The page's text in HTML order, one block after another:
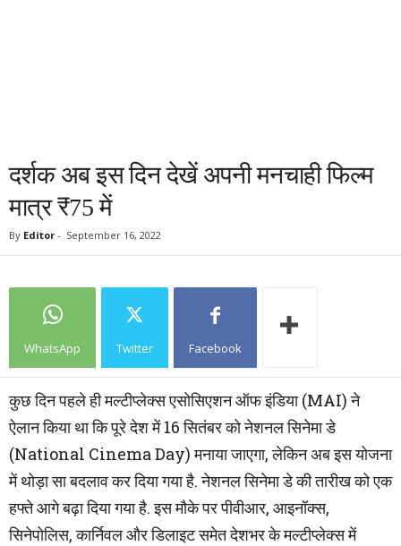
दर्शक अब इस दिन देखें अपनी मनचाही फिल्म
मात्र ₹75 में
By Editor - September 16, 2022
WhatsApp Twitter Facebook
कुछ दिन पहले ही मल्टीप्लेक्स एसोसिएशन ऑफ इंडिया (MAI) ने
ऐलान किया था कि पूरे देश में 16 सितंबर को नेशनल सिनेमा डे
(National Cinema Day) मनाया जाएगा, लेकिन अब इस योजना
में थोड़ा सा बदलाव कर दिया गया है. नेशनल सिनेमा डे की तारीख को एक
हफ्ते आगे बढ़ा दिया गया है. इस मौके पर पीवीआर, आइनॉक्स,
सिनेपोलिस, कार्निवल और डिलाइट समेत देशभर के मल्टीप्लेक्स में